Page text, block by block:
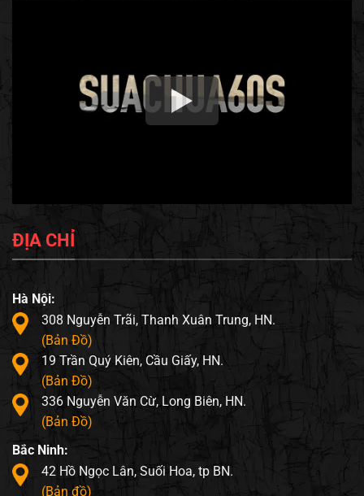
ĐỊA CHỈ
Hà Nội:
308 Nguyễn Trãi, Thanh Xuân Trung, HN.
(Bản Đồ)
19 Trần Quý Kiên, Cầu Giấy, HN.
(Bản Đồ)
336 Nguyễn Văn Cừ, Long Biên, HN.
(Bản Đồ)
Bắc Ninh:
42 Hồ Ngọc Lân, Suối Hoa, tp BN.
(Bản đồ)